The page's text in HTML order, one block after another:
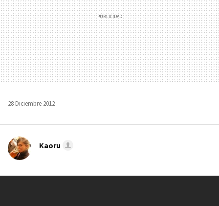
28 Diciembre 2012
Kaoru